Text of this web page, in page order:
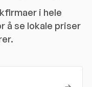
i hele
å se lokale priser